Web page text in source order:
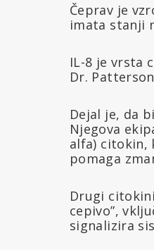
Čeprav je
imata stanji
IL-8 je vrsta
Dr.
Dejal je, da
Njegova
alfa) citokin,
pomaga
Drugi
cepivo”,
signalizira